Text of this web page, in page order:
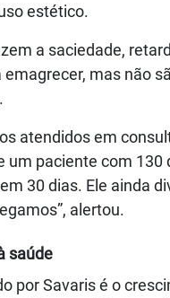
estético.
a saciedade,
emagrecer, mas não
atendidos em
um paciente com
30 dias. Ele ainda
alertou.
saúde
por Savaris é o